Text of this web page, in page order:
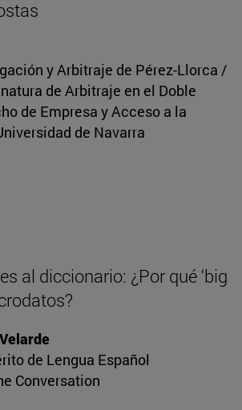
y Arbitraje de Pérez-Llorca /
de Arbitraje en el Doble
de Empresa y Acceso a la
de Navarra
al diccionario: ¿Por qué ‘big
de Lengua Español
Conversation